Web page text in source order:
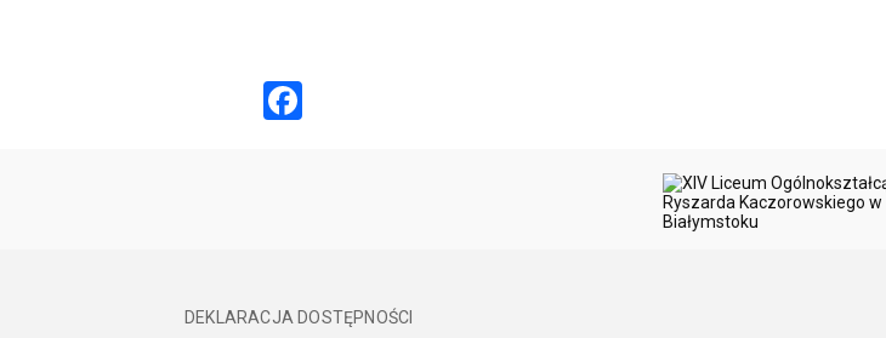
DEKLARACJA DOSTĘPNOŚCI